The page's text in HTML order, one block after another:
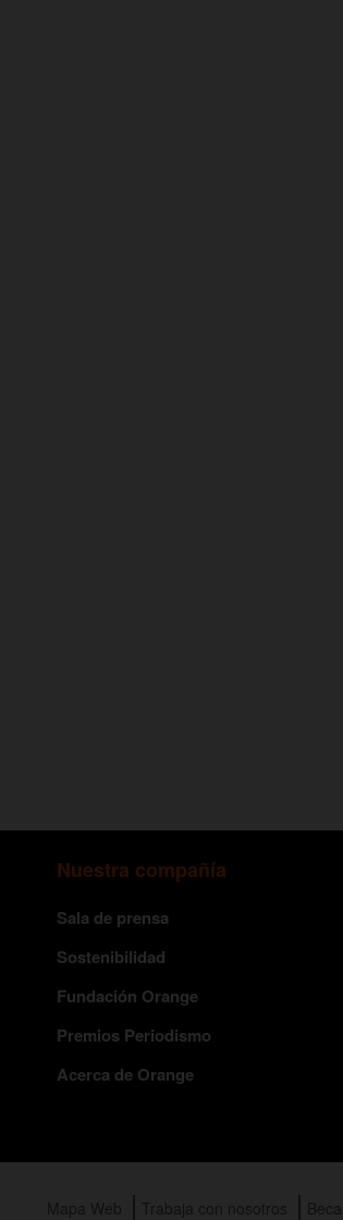
Nuestra compañía
Sala de prensa
Sostenibilidad
Fundación Orange
Premios Periodismo
Acerca de Orange